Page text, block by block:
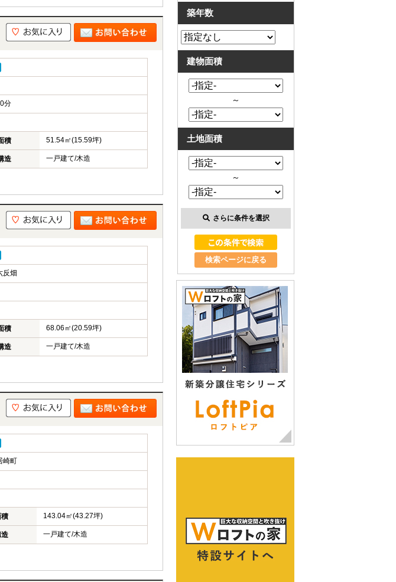
分
積 51.54㎡(15.59坪)
造 一戸建て/木造
反畑
積 68.06㎡(20.59坪)
造 一戸建て/木造
崎町
143.04㎡(43.27坪)
一戸建て/木造
築年数
建物面積
～
土地面積
～
さらに条件を選択
検索ページに戻る